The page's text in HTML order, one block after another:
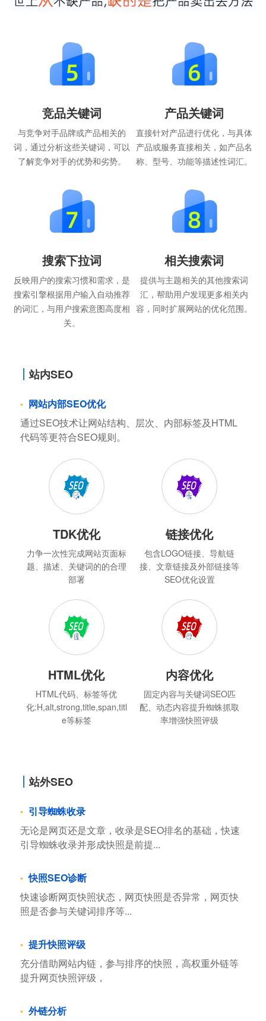
竞品关键词
与竞争对手品牌或产品相关的
词，通过分析这些关键词，可以
了解竞争对手的优势和劣势。
产品关键词
直接针对产品进行优化，与具体
产品或服务直接相关，如产品名
称、型号、功能等描述性词汇。
搜索下拉词
反映用户的搜索习惯和需求，是
搜索引擎根据用户输入自动推荐
的词汇，与用户搜索意图高度相
关。
相关搜索词
提供与主题相关的其他搜索词
汇，帮助用户发现更多相关内
容，同时扩展网站的优化范围。
站内SEO
网站内部SEO优化
通过SEO技术让网站结构、层次、内部标签及HTML
代码等更符合SEO规则。
TDK优化
力争一次性完成网站页面标
题、描述、关键词的的合理
部署
链接优化
包含LOGO链接、导航链
接、文章链接及外部链接等
SEO优化设置
HTML优化
HTML代码、标签等优
化:H,alt,strong,title,span,titl
e等标签
内容优化
固定内容与关键词SEO匹
配、动态内容提升蜘蛛抓取
率增强快照评级
站外SEO
引导蜘蛛收录
无论是网页还是文章，收录是SEO排名的基础，快速
引导蜘蛛收录并形成快照是前提...
快照SEO诊断
快速诊断网页快照状态，网页快照是否异常，网页快
照是否参与关键词排序等...
提升快照评级
充分借助网站内链，参与排序的快照，高权重外链等
提升网页快照评级，
外链分析